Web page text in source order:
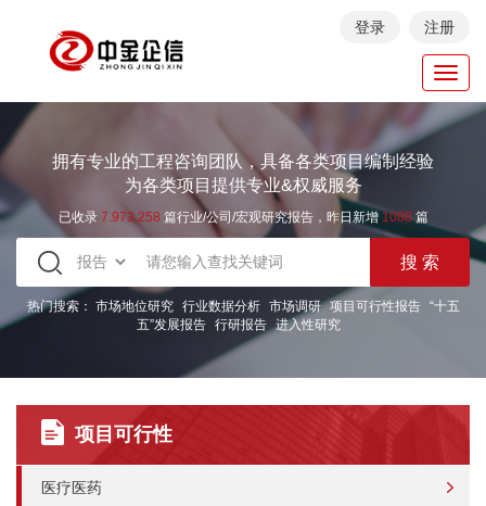
登录 注册
拥有专业的工程咨询团队，具备各类项目编制经验
为各类项目提供专业&权威服务
已收录 7.973.258 篇行业/公司/宏观研究报告，昨日新增 1088篇
热门搜索： 市场地位研究 行业数据分析 市场调研 项目可行性报告
“十五
五”发展报告 行研报告 进入性研究
项目可行性
医疗医药